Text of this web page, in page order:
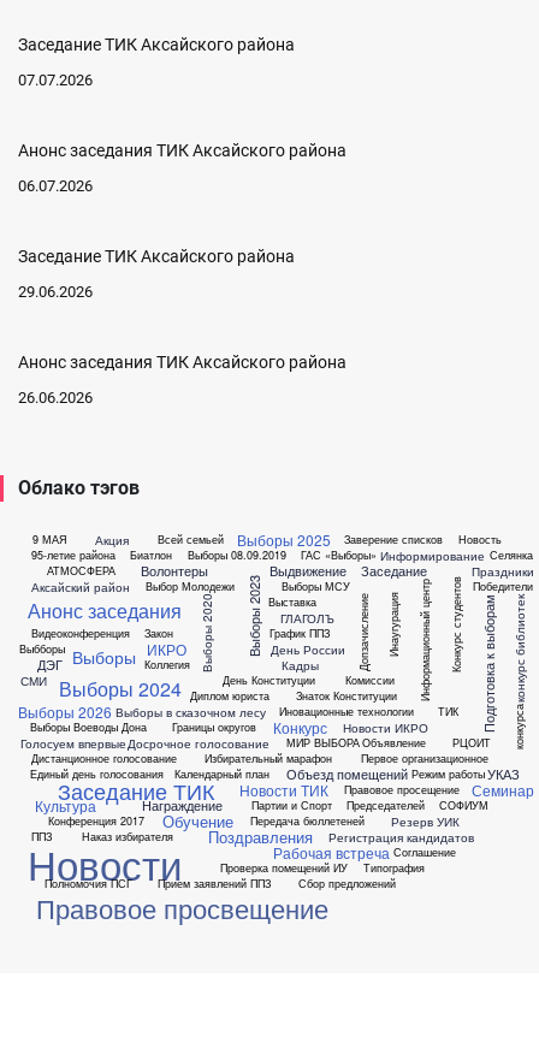
Заседание ТИК Аксайского района
07.07.2026
Анонс заседания ТИК Аксайского района
06.07.2026
Заседание ТИК Аксайского района
29.06.2026
Анонс заседания ТИК Аксайского района
26.06.2026
Облако тэгов
9 МАЯ
95-летие района
АТМОСФЕРА
Аксайский район
Акция
Анонс заседания
Биатлон
Видеоконференция
Волонтеры
Всей семьей
Выбборы
Выбор Молодежи
Выборы
Выборы 08.09.2019
Выборы 2020 Выборы 2023
Выборы 2024
Выборы 2025
Выборы 2026
Выборы Воеводы Дона
Выборы МСУ
Выборы в сказочном лесу
Выдвижение
Выставка
ГАС «Выборы»
ГЛАГОЛЪ
Голосуем впервые
Границы округов
График ППЗ
ДЭГ
День Конституции
День России
Диплом юриста
Дистанционное голосование
Допзачисление
Досрочное голосование
Единый день голосования
Заверение списков
Закон
Заседание
Заседание ТИК
Знаток Конституции
ИКРО
Избирательный марафон
Инаугурация
Иновационные технологии
Информационный центр
Информирование
Кадры
Календарный план
Коллегия
Комиссии
Конкурс
Конкурс студентов
Конференция 2017
Культура
МИР ВЫБОРА
Награждение
Наказ избирателя
Новости
Новости ИКРО
Новости ТИК
Новость
Обучение
Объезд помещений
Объявление
ППЗ
Партии и Спорт
Первое организационное
Передача бюллетеней
Победители
Подготовка к выборам
Поздравления
Полномочия ПСГ
Правовое просвещение
Правовое просещение
Праздники
Председателей
Прием заявлений ППЗ
Проверка помещений ИУ
РЦОИТ
Рабочая встреча
Регистрация кандидатов
Режим работы
Резерв УИК
СМИ
СОФИУМ
Сбор предложений
Селянка
Семинар
Соглашение
ТИК
Типография
УКАЗ
конкурс библиотек
конкурса